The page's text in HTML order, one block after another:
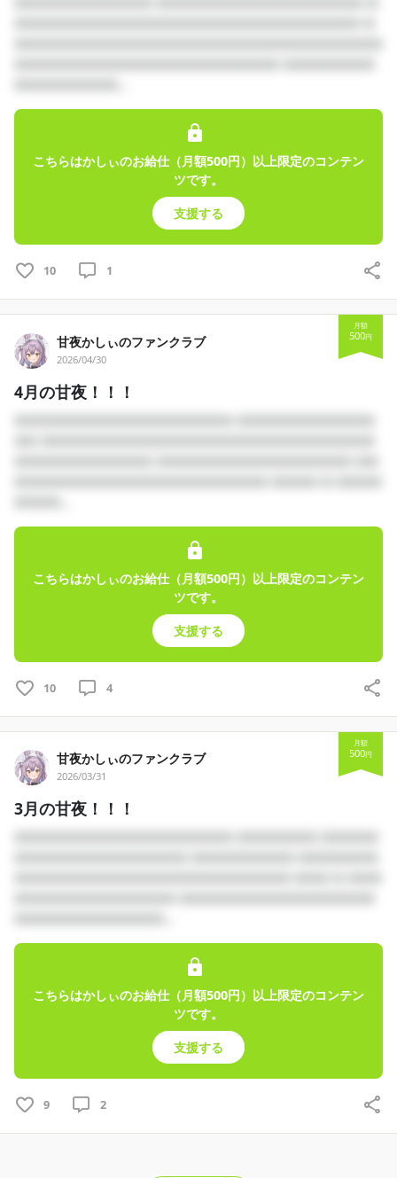
こちらはかしぃのお給仕（月額500円）以上限定のコンテン
ツです。
支援する
10 1
甘夜かしぃのファンクラブ
2026/04/30
月額
500円
4月の甘夜！！！
こちらはかしぃのお給仕（月額500円）以上限定のコンテン
ツです。
支援する
10 4
甘夜かしぃのファンクラブ
2026/03/31
月額
500円
3月の甘夜！！！
こちらはかしぃのお給仕（月額500円）以上限定のコンテン
ツです。
支援する
9 2